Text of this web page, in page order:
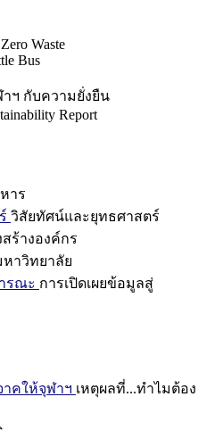
Waste
Bus
าฯ กับความยั่งยืน
Report
าร
วิสัยทัศน์และยุทธศาสตร์
ร้างองค์กร
าวิทยาลัย
รณะ การเปิดเผยข้อมูลสู่
าคให้จุฬาฯ เหตุผลที่...ทำไมต้อง